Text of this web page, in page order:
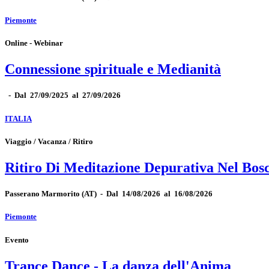
Piemonte
Online - Webinar
Connessione spirituale e Medianità
- Dal 27/09/2025 al 27/09/2026
ITALIA
Viaggio / Vacanza / Ritiro
Ritiro Di Meditazione Depurativa Nel
Passerano Marmorito (AT) - Dal 14/08/2026 al 16/08/2026
Piemonte
Evento
Trance Dance - La danza dell'Anima